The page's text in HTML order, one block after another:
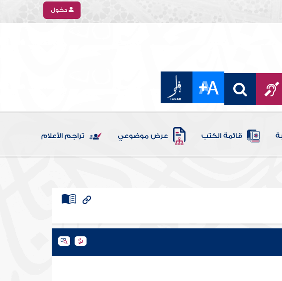
دخول
قائمة الكتب عرض موضوعي تراجم الأعلام